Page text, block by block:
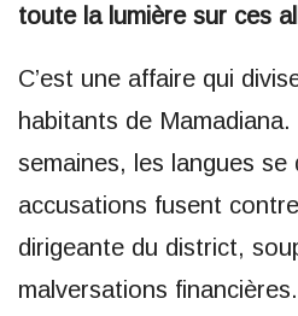
toute la lumière sur ces
C’est une affaire qui
habitants de
semaines, les langues se
accusations fusent
dirigeante du district,
malversations